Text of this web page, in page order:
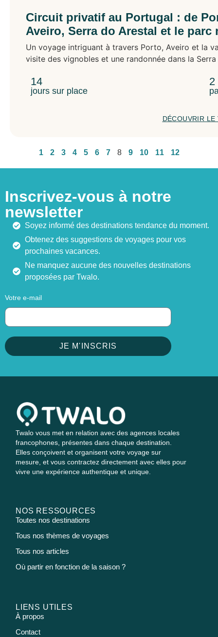
Circuit privatif au Portugal : de
Aveiro, Serra do Arestal et le parc
Un voyage intriguant à travers Porto, Aveiro et la
visite des vignobles et une randonnée dans la
14
jours sur place
DÉCOUVRIR LE
1 2 3 4 5 6 7 8 9 10 11 12
Inscrivez-vous à notre
newsletter
Soyez informé des destinations tendance du moment.
Obtenez des suggestions de voyages pour vos
prochaines vacances.
Ne manquez aucune des nouvelles destinations
proposées par Twalo.
Votre e-mail
JE M'INSCRIS
Twalo vous met en relation avec des agences locales
francophones, présentes dans chaque destination.
Elles conçoivent et organisent votre voyage sur
mesure, et vous contractez directement avec elles pour
vivre une expérience authentique et unique.
NOS RESSOURCES
Toutes nos destinations
Tous nos thèmes de voyages
Tous nos articles
Où partir en fonction de la saison ?
LIENS UTILES
À propos
Contact